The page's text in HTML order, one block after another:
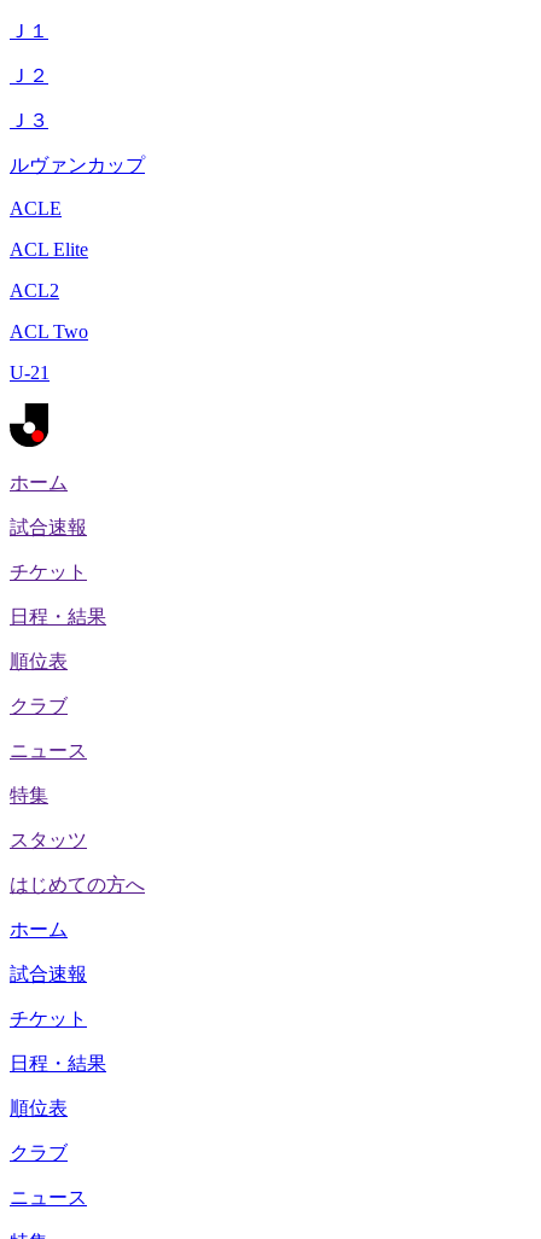
Ｊ１
Ｊ２
Ｊ３
ルヴァンカップ
ACLE
ACL Elite
ACL2
ACL Two
U-21
ホーム
試合速報
チケット
日程・結果
順位表
クラブ
ニュース
特集
スタッツ
はじめての方へ
ホーム
試合速報
チケット
日程・結果
順位表
クラブ
ニュース